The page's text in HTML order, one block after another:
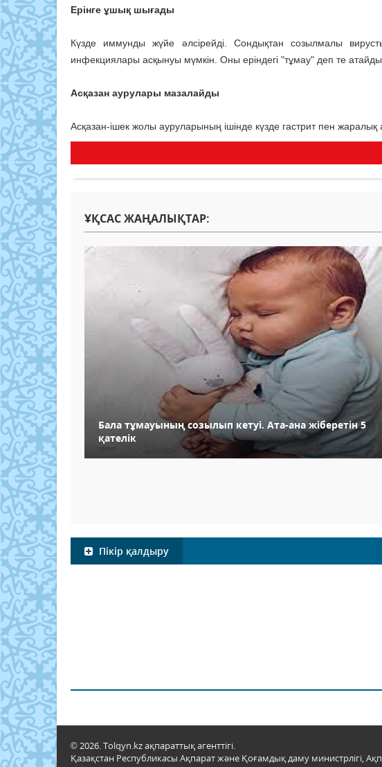
Ерінге ұшық шығады
Күзде иммунды жүйе әлсірейді. Сондықтан созылмалы
инфекциялары асқынуы мүмкін. Оны еріндегі "тұмау" деп те атайды.
Асқазан аурулары мазалайды
Асқазан-ішек жолы ауруларының ішінде күзде гастрит пен жаралық
ҰҚСАС ЖАҢАЛЫҚТАР:
Бала тұмауының созылып кетуі. Ата-ана жіберетін 5
қателік
Пікір қалдыру
© 2026. Tolqyn.kz ақпараттық агенттігі.
Қазақстан Республикасы Ақпарат және Қоғамдық даму министрлігі,